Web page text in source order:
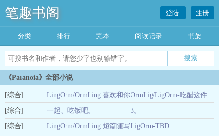
笔趣书阁 登陆 注册
分类 排行 完本 阅读记录 书架
《Paranoia》全部小说
[综合] LingOrm/OrmLing 喜欢和你
在一起时的自己
OrmLig/LigOrm-吃醋这件小事。
[综合] 一起、吃饭吧。 3。
[综合] LingOrm/OrmLing 短篇随写LigOrm-TBD